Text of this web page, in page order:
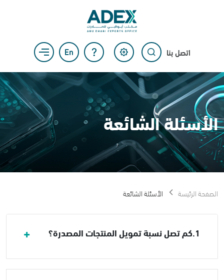
اتصل بنا
الأسئلة الشائعة
الصفحة الرئيسة الأسئلة الشائعة
1. كم تصل نسبة تمويل المنتجات المصدرة؟